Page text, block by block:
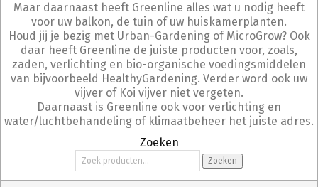
Maar daarnaast heeft Greenline alles wat u nodig heeft
voor uw balkon, de tuin of uw huiskamerplanten.
Houd jij je bezig met Urban-Gardening of MicroGrow? Ook
daar heeft Greenline de juiste producten voor, zoals,
zaden, verlichting en bio-organische voedingsmiddelen
van bijvoorbeeld HealthyGardening. Verder word ook uw
vijver of Koi vijver niet vergeten.
Daarnaast is Greenline ook voor verlichting en
water/luchtbehandeling of klimaatbeheer het juiste adres.
Zoeken
Zoeken
naar:
Zoeken